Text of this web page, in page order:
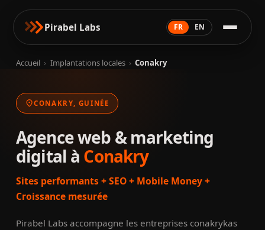
Pirabel Labs FR EN
Accueil › Implantations locales › Conakry
location_onCONAKRY, GUINÉE
Agence web & marketing
digital à Conakry
Sites performants + SEO + Mobile Money +
Croissance mesurée
Pirabel Labs accompagne les entreprises conakrykas